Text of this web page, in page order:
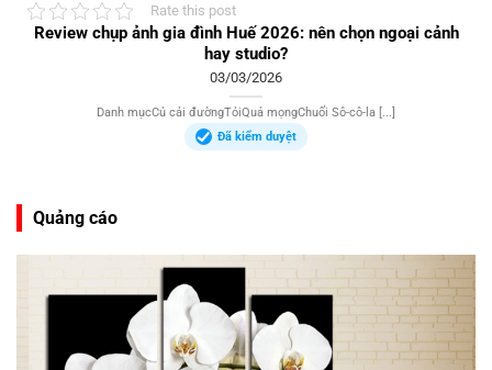
Rate this post
Review chụp ảnh gia đình Huế 2026: nên chọn ngoại cảnh
hay studio?
03/03/2026
Danh mụcCủ cải đườngTỏiQuả mọngChuối Sô-cô-la [...]
Đã kiểm duyệt
Quảng cáo